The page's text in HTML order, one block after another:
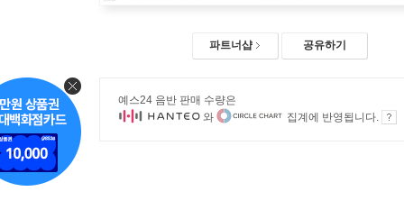
파트너샵 공유하기
예스24 음반 판매 수량은
와
집계에 반영됩니다.